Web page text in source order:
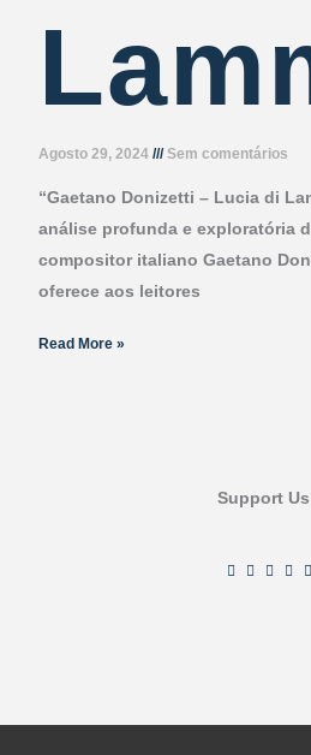
Agosto 29, 2024 Sem comentários
“Gaetano Donizetti – Lucia di
análise profunda e exploratória
compositor italiano Gaetano
oferece aos leitores
Read More »
Support